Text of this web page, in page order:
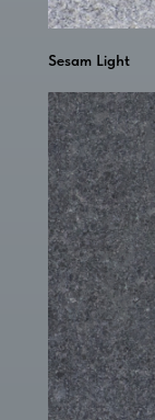
Sesam Light